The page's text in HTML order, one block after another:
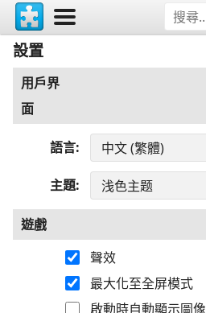
設置
用戶界
面
語言
主題
遊戲
聲效
最大化至全屏模式
啟動時自動顯示圖像